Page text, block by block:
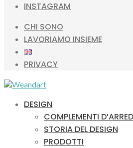
INSTAGRAM
CHI SONO
LAVORIAMO INSIEME
PRIVACY
DESIGN
COMPLEMENTI
STORIA DEL DESIGN
PRODOTTI